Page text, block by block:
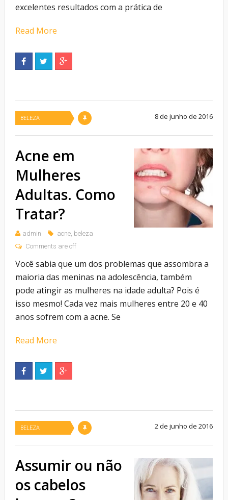
excelentes resultados com a prática de
Read More
BELEZA 8 de junho de 2016
Acne em
Mulheres
Adultas. Como
Tratar?
admin acne, beleza
Comments are off
Você sabia que um dos problemas que assombra a
maioria das meninas na adolescência, também
pode atingir as mulheres na idade adulta? Pois é
isso mesmo! Cada vez mais mulheres entre 20 e 40
anos sofrem com a acne. Se
Read More
BELEZA 2 de junho de 2016
Assumir ou não
os cabelos